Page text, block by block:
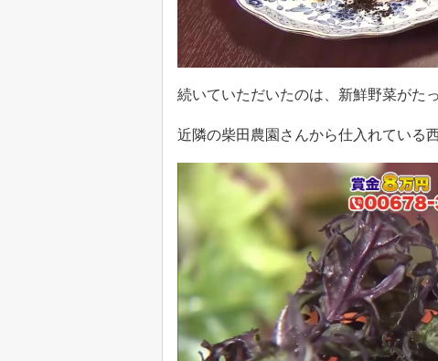
続いていただいたのは、新鮮野菜がた
近隣の柴田農園さんから仕入れている